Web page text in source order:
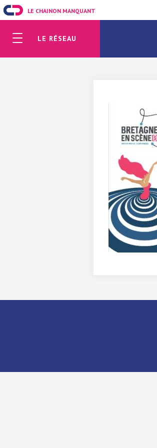
LE CHAINON MANQUANT
LE RÉSEAU